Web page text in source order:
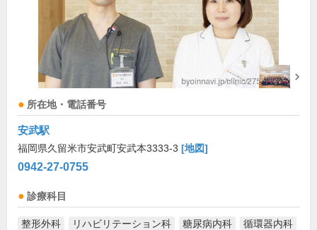
所在地・電話番号
安武駅
福岡県久留米市安武町安武本3333-3 [地図]
0942-27-0755
診療科目
整形外科 リハビリテーション科 糖尿病内科 循環器内科